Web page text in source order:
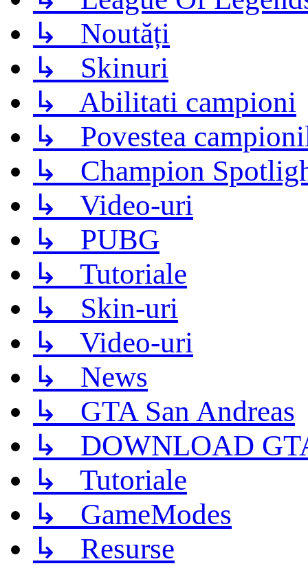
↳ Noutăți
↳ Skinuri
↳ Abilitati campioni
↳ Povestea
↳ Champion
↳ Video-uri
↳ PUBG
↳ Tutoriale
↳ Skin-uri
↳ Video-uri
↳ News
↳ GTA San Andreas
↳ DOWNLOAD
↳ Tutoriale
↳ GameModes
↳ Resurse